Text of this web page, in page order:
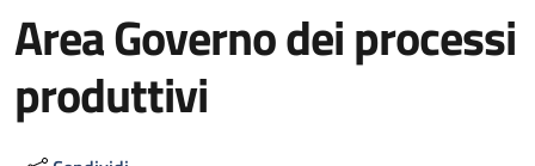
Area Governo dei processi
produttivi